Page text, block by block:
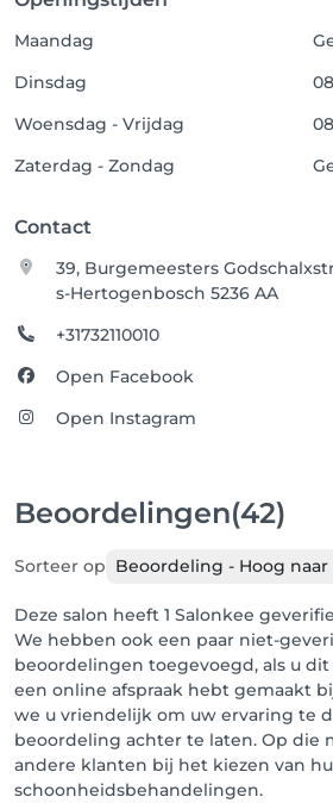
Maandag
Dinsdag
Woensdag - Vrijdag
Zaterdag - Zondag
Contact
39, Burgemeesters
s-Hertogenbosch 5236 AA
+31732110010
Open Facebook
Open Instagram
Beoordelingen(42)
Sorteer op Beoordeling - Hoog naar
Deze salon heeft 1 Salonkee
We hebben ook een paar niet-
beoordelingen toegevoegd, als u
een online afspraak hebt gemaakt
we u vriendelijk om uw ervaring te
beoordeling achter te laten. Op die
andere klanten bij het kiezen van
schoonheidsbehandelingen.